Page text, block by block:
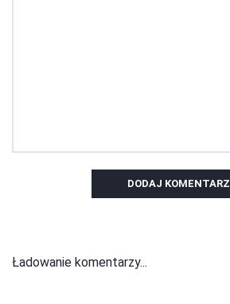
DODAJ KOMENTARZ
Ładowanie komentarzy...